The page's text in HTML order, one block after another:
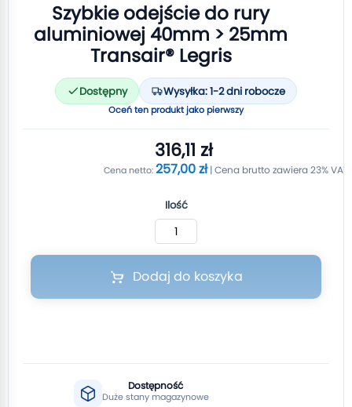
Szybkie odejście do rury
aluminiowej 40mm > 25mm
Transair® Legris
Dostępny Wysyłka: 1-2 dni robocze
Oceń ten produkt jako pierwszy
316,11 zł
257,00 zł
Ilość
Dodaj do koszyka
Dostępność
Duże stany magazynowe